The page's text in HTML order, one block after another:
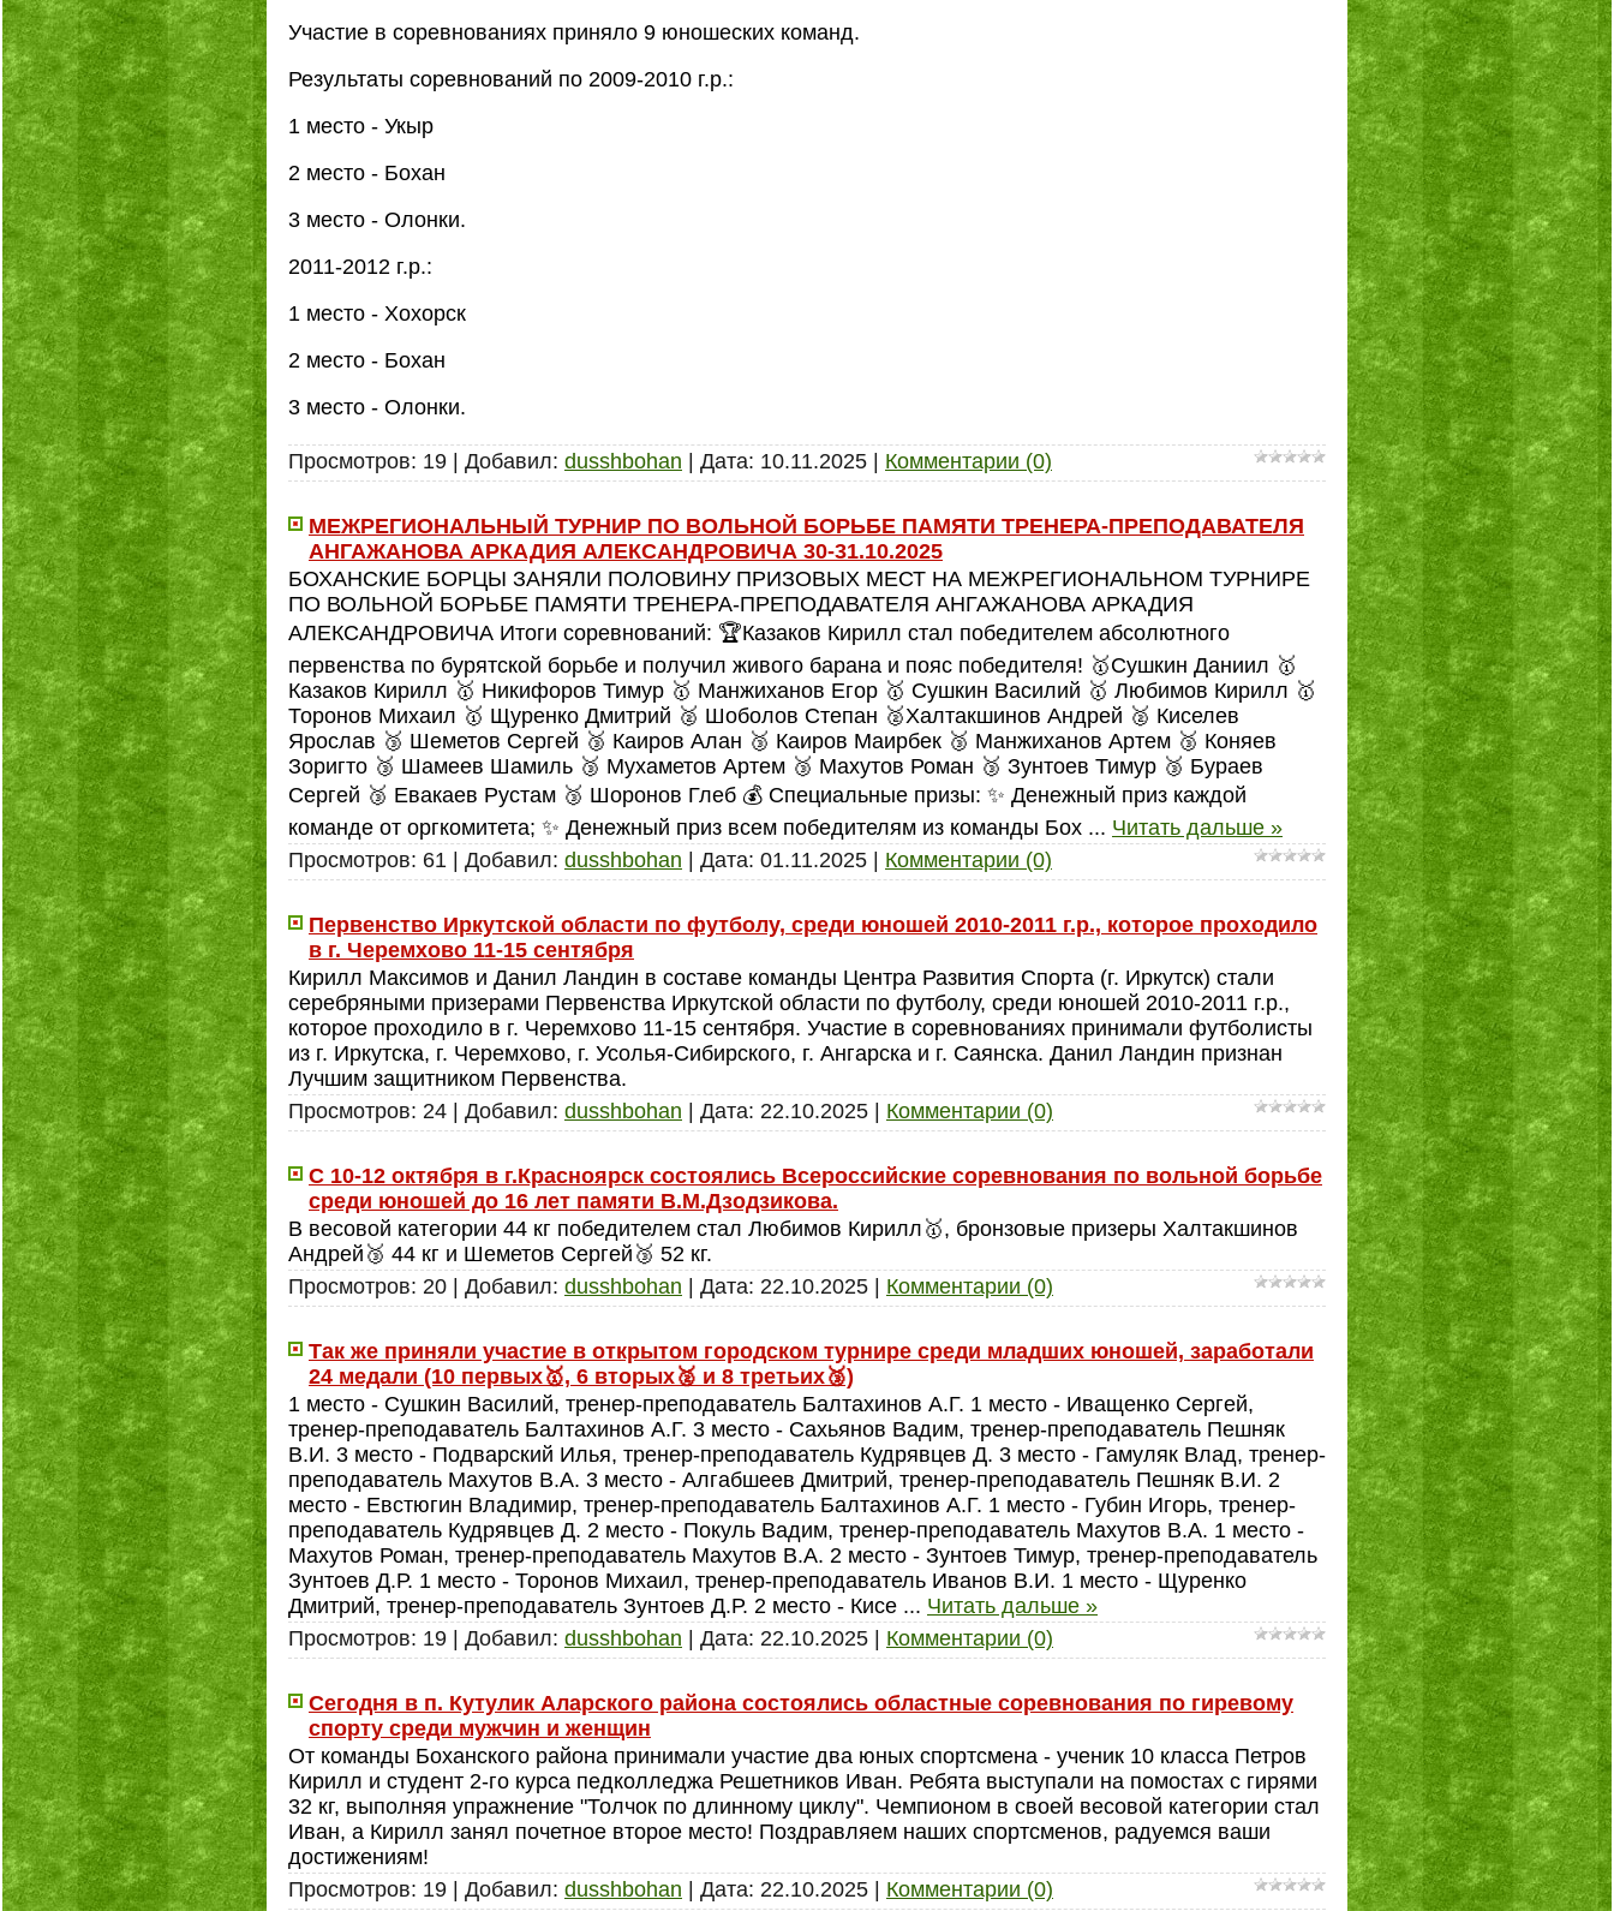
Участие в соревнованиях приняло 9 юношеских команд.
Результаты соревнований по 2009-2010 г.р.:
1 место - Укыр
2 место - Бохан
3 место - Олонки.
2011-2012 г.р.:
1 место - Хохорск
2 место - Бохан
3 место - Олонки.
Просмотров: 19 Добавил: dusshbohan Дата: 10.11.2025 Комментарии (0)
МЕЖРЕГИОНАЛЬНЫЙ ТУРНИР ПО ВОЛЬНОЙ БОРЬБЕ ПАМЯТИ ТРЕНЕРА-ПРЕПОДАВАТЕЛЯ
АНГАЖАНОВА АРКАДИЯ АЛЕКСАНДРОВИЧА 30-31.10.2025
БОХАНСКИЕ БОРЦЫ ЗАНЯЛИ ПОЛОВИНУ ПРИЗОВЫХ МЕСТ НА МЕЖРЕГИОНАЛЬНОМ ТУРНИРЕ
ПО ВОЛЬНОЙ БОРЬБЕ ПАМЯТИ ТРЕНЕРА-ПРЕПОДАВАТЕЛЯ АНГАЖАНОВА АРКАДИЯ
АЛЕКСАНДРОВИЧА Итоги соревнований: 🏆Казаков Кирилл стал победителем абсолютного
первенства по бурятской борьбе и получил живого барана и пояс победителя! 🥇Сушкин Даниил 🥇
Казаков Кирилл 🥇 Никифоров Тимур 🥇 Манжиханов Егор 🥇 Сушкин Василий 🥇 Любимов Кирилл 🥇
Торонов Михаил 🥇 Щуренко Дмитрий 🥈 Шоболов Степан 🥈Халтакшинов Андрей 🥈 Киселев
Ярослав 🥉 Шеметов Сергей 🥉 Каиров Алан 🥉 Каиров Маирбек 🥉 Манжиханов Артем 🥉 Коняев
Зоригто 🥉 Шамеев Шамиль 🥉 Мухаметов Артем 🥉 Махутов Роман 🥉 Зунтоев Тимур 🥉 Бураев
Сергей 🥉 Евакаев Рустам 🥉 Шоронов Глеб 💰 Специальные призы: ✨ Денежный приз каждой
команде от оргкомитета; ✨ Денежный приз всем победителям из команды Бох ... Читать дальше »
Просмотров: 61 Добавил: dusshbohan Дата: 01.11.2025 Комментарии (0)
Первенство Иркутской области по футболу, среди юношей 2010-2011 г.р., которое проходило
в г. Черемхово 11-15 сентября
Кирилл Максимов и Данил Ландин в составе команды Центра Развития Спорта (г. Иркутск) стали
серебряными призерами Первенства Иркутской области по футболу, среди юношей 2010-2011 г.р.,
которое проходило в г. Черемхово 11-15 сентября. Участие в соревнованиях принимали футболисты
из г. Иркутска, г. Черемхово, г. Усолья-Сибирского, г. Ангарска и г. Саянска. Данил Ландин признан
Лучшим защитником Первенства.
Просмотров: 24 Добавил: dusshbohan Дата: 22.10.2025 Комментарии (0)
С 10-12 октября в г.Красноярск состоялись Всероссийские соревнования по вольной борьбе
среди юношей до 16 лет памяти В.М.Дзодзикова.
В весовой категории 44 кг победителем стал Любимов Кирилл🥇, бронзовые призеры Халтакшинов
Андрей🥉 44 кг и Шеметов Сергей🥉 52 кг.
Просмотров: 20 Добавил: dusshbohan Дата: 22.10.2025 Комментарии (0)
Так же приняли участие в открытом городском турнире среди младших юношей, заработали
24 медали (10 первых🥇, 6 вторых🥈 и 8 третьих🥉)
1 место - Сушкин Василий, тренер-преподаватель Балтахинов А.Г. 1 место - Иващенко Сергей,
тренер-преподаватель Балтахинов А.Г. 3 место - Сахьянов Вадим, тренер-преподаватель Пешняк
В.И. 3 место - Подварский Илья, тренер-преподаватель Кудрявцев Д. 3 место - Гамуляк Влад, тренер-
преподаватель Махутов В.А. 3 место - Алгабшеев Дмитрий, тренер-преподаватель Пешняк В.И. 2
место - Евстюгин Владимир, тренер-преподаватель Балтахинов А.Г. 1 место - Губин Игорь, тренер-
преподаватель Кудрявцев Д. 2 место - Покуль Вадим, тренер-преподаватель Махутов В.А. 1 место -
Махутов Роман, тренер-преподаватель Махутов В.А. 2 место - Зунтоев Тимур, тренер-преподаватель
Зунтоев Д.Р. 1 место - Торонов Михаил, тренер-преподаватель Иванов В.И. 1 место - Щуренко
Дмитрий, тренер-преподаватель Зунтоев Д.Р. 2 место - Кисе ... Читать дальше »
Просмотров: 19 Добавил: dusshbohan Дата: 22.10.2025 Комментарии (0)
Сегодня в п. Кутулик Аларского района состоялись областные соревнования по гиревому
спорту среди мужчин и женщин
От команды Боханского района принимали участие два юных спортсмена - ученик 10 класса Петров
Кирилл и студент 2-го курса педколледжа Решетников Иван. Ребята выступали на помостах с гирями
32 кг, выполняя упражнение "Толчок по длинному циклу". Чемпионом в своей весовой категории стал
Иван, а Кирилл занял почетное второе место! Поздравляем наших спортсменов, радуемся ваши
достижениям!
Просмотров: 19 Добавил: dusshbohan Дата: 22.10.2025 Комментарии (0)